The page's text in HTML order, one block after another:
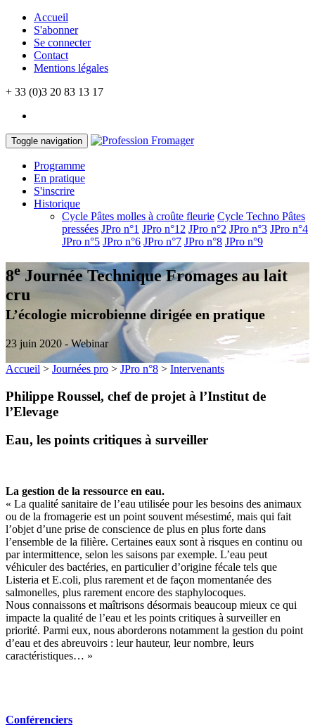
Accueil
S'abonner
Se connecter
Contact
Mentions légales
+ 33 (0)3 20 83 13 17
Toggle navigation
Programme
En pratique
S'inscrire
Historique
Cycle Pâtes molles à croûte fleurie Cycle Techno Pâtes
pressées JPro n°1 JPro n°12 JPro n°2 JPro n°3 JPro n°4
JPro n°5 JPro n°6 JPro n°7 JPro n°8 JPro n°9
8e Journée TechniqueFromages au lait
cru
L’écologie microbienne dirigée en pratique
23 juin 2020 - Webinar
Accueil > Journées pro > JPro n°8 > Intervenants
Philippe Roussel, chef de projet à l’Institut de
l’Elevage
Eau, les points critiques à surveiller
La gestion de la ressource en eau.
« La qualité sanitaire de l’eau utilisée pour les besoins des animaux
ou de la fromagerie est un point souvent mésestimé, mais qui fait
l’objet d’une prise de conscience de plus en plus forte dans
l’ensemble de la filière. Certaines eaux sont à risques en continu ou
par intermittence, selon les saisons par exemple. L’eau peut
véhiculer des bactéries, en particulier d’origine fécale tels que
Listeria et E.coli, plus rarement et de façon momentanée des
salmonelles, plus rarement encore des staphylocoques.
Nous connaissons et maîtrisons désormais beaucoup mieux ce qui
impacte la qualité de l’eau et les points critiques à surveiller en
priorité. Parmi eux, nous aborderons notamment la gestion du point
d’eau et des abreuvoirs : leur hauteur, leur nombre, leurs
caractéristiques… »
Conférenciers